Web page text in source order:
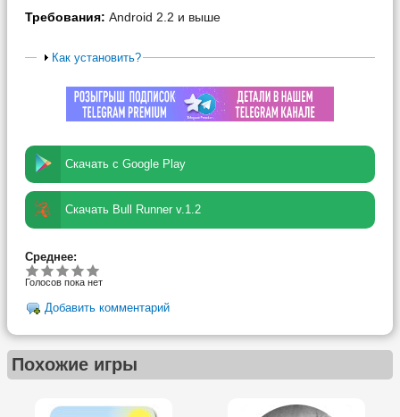
Требования: Android 2.2 и выше
Как установить?
Скачать с Google Play
Скачать Bull Runner v.1.2
Среднее:
Голосов пока нет
Добавить комментарий
Похожие игры